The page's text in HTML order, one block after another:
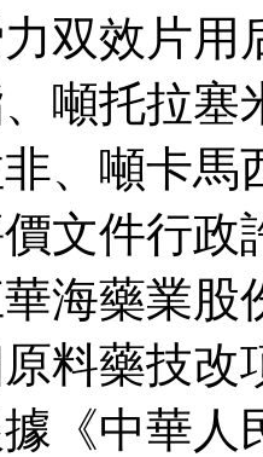
双效片
噸托拉塞
、噸卡馬
文件行
海藥業
料藥技改
《中華